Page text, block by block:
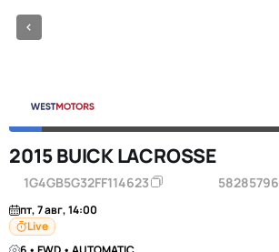
2015 BUICK LACROSSE
1G4GB5G32FF114623 58285796
пт, 7 авг, 14:00
Live